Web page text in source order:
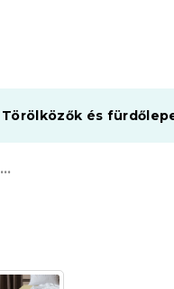
Törölközők és
Frottír világosszürke lepedő EXCLUSIVE 200x220 cm